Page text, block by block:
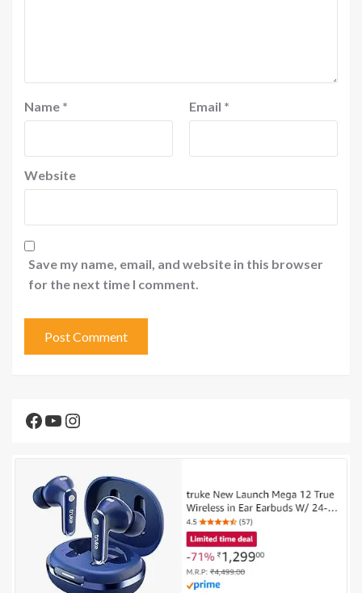
Name * Email *
Website
Save my name, email, and website in this browser
for the next time I comment.
Facebook
YouTube
Instagram